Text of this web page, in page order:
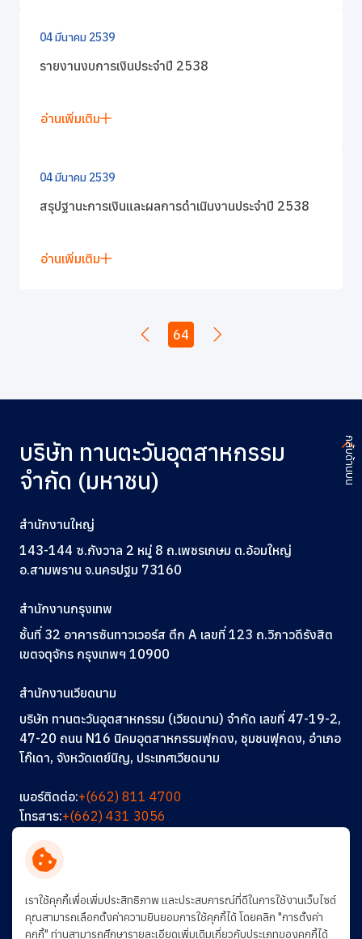
04 มีนาคม 2539
รายงานงบการเงินประจำปี 2538
อ่านเพิ่มเติม
04 มีนาคม 2539
สรุปฐานะการเงินและผลการดำเนินงานประจำปี 2538
อ่านเพิ่มเติม
64
บริษัท ทานตะวันอุตสาหกรรม
จำกัด (มหาชน)
สำนักงานใหญ่
143-144 ซ.กังวาล 2 หมู่ 8 ถ.เพชรเกษม ต.อ้อมใหญ่
อ.สามพราน จ.นครปฐม 73160
สำนักงานกรุงเทพ
ชั้นที่ 32 อาคารซันทาวเวอร์ส ตึก A เลขที่ 123 ถ.วิภาวดีรังสิต
เขตจตุจักร กรุงเทพฯ 10900
สำนักงานเวียดนาม
บริษัท ทานตะวันอุตสาหกรรม (เวียดนาม) จำกัด เลขที่ 47-19-2,
47-20 ถนน N16 นิคมอุตสาหกรรมฟุกดง, ชุมชนฟุกดง, อำเภอ
โก๊เดา, จังหวัดเตย์นิญ, ประเทศเวียดนาม
เบอร์ติดต่อ:+(662) 811 4700
โทรสาร:+(662) 431 3056
ติดต่อเรา
ร่วมงานกับเรา
การพัฒนาอย่างยั่งยืน
กลับด้านบน
เราใช้คุกกี้เพื่อเพิ่มประสิทธิภาพ และประสบการณ์ที่ดีในการใช้งานเว็บไซต์
คุณสามารถเลือกตั้งค่าความยินยอมการใช้คุกกี้ได้ โดยคลิก "การตั้งค่า
คุกกี้" ท่านสามารถศึกษารายละเอียดเพิ่มเติมเกี่ยวกับประเภทของคุกกี้ได้